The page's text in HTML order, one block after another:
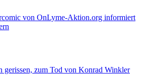
von OnLyme-Aktion.org informiert
gerissen, zum Tod von Konrad Winkler